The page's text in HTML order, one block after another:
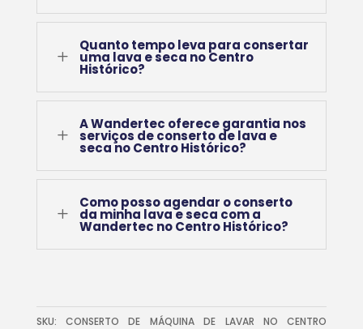
L
Quanto tempo leva para consertar
uma lava e seca no Centro
Histórico?
L
A Wandertec oferece garantia nos
serviços de conserto de lava e
seca no Centro Histórico?
L
Como posso agendar o conserto
da minha lava e seca com a
Wandertec no Centro Histórico?
SKU:CONSERTO DE MÁQUINA DE LAVAR NO CENTRO